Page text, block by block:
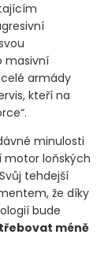
masivní
armády
kteří na
minulosti
motor loňských
tehdejší
že díky
bude
méně